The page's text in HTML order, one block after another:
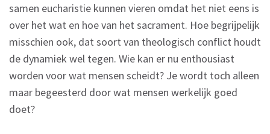
samen eucharistie kunnen vieren omdat het niet eens is
over het wat en hoe van het sacrament. Hoe begrijpelijk
misschien ook, dat soort van theologisch conflict houdt
de dynamiek wel tegen. Wie kan er nu enthousiast
worden voor wat mensen scheidt? Je wordt toch alleen
maar begeesterd door wat mensen werkelijk goed
doet?